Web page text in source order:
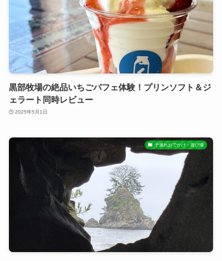
黒部牧場の絶品いちごパフェ体験！プリンソフト＆ジ
ェラート同時レビュー
2025年5月1日
子連れおでかけ・遊び場